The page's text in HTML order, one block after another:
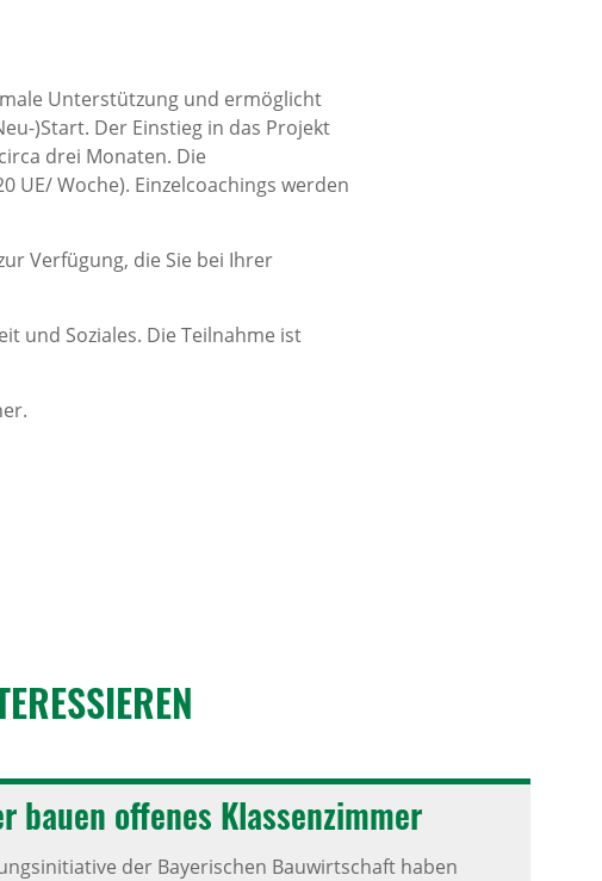
Unterstützung und ermöglicht
)Start. Der Einstieg in das Projekt
drei Monaten. Die
Woche). Einzelcoachings werden
Verfügung, die Sie bei Ihrer
und Soziales. Die Teilnahme ist
bauen offenes Klas­sen­zimmer
der Bayerischen Bauwirtschaft haben